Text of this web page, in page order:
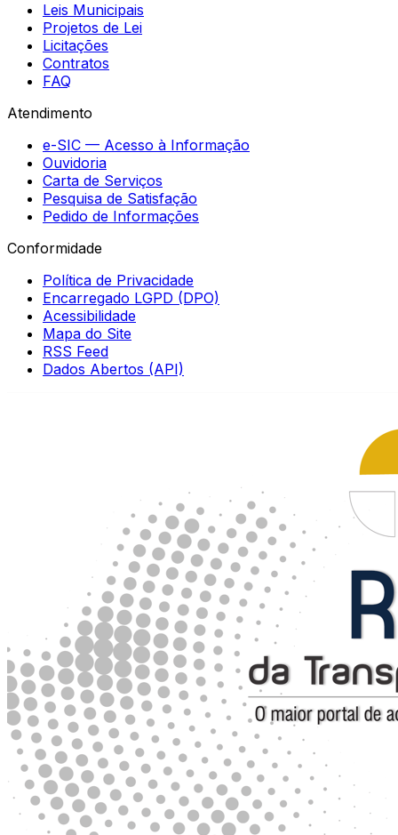
Leis Municipais
Projetos de Lei
Licitações
Contratos
FAQ
Atendimento
e-SIC — Acesso à Informação
Ouvidoria
Carta de Serviços
Pesquisa de Satisfação
Pedido de Informações
Conformidade
Política de Privacidade
Encarregado LGPD (DPO)
Acessibilidade
Mapa do Site
RSS Feed
Dados Abertos (API)